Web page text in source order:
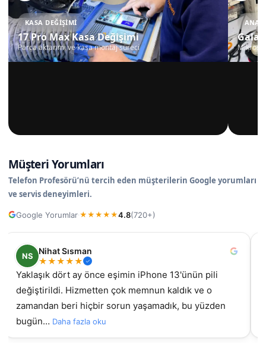
KASA DEĞIŞIMI
17 Pro Max Kasa Değişimi
Parça aktarımı ve kasa montaj süreci
Müşteri Yorumları
Telefon Profesörü’nü tercih eden müşterilerin Google yorumları
ve servis deneyimleri.
Google Yorumlar·★ ★ ★ ★ ★4.8(720+)
N
Nilüfer
★★★★★
samsung galaxy A55 ekran değişimi için geldim, iyi ki
gelmiştim daha önce başka yerde yaptırmıştım
sorunluydu ama burada orijinal ekran takıldıydı, t…
Daha fazla oku